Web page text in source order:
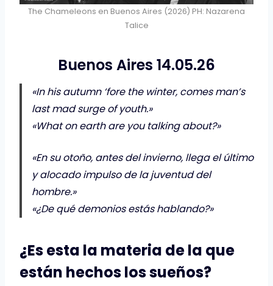
The Chameleons en Buenos Aires (2026) PH: Nazarena
Talice
Buenos Aires 14.05.26
«In his autumn ‘fore the winter, comes man’s
last mad surge of youth.»
«What on earth are you talking about?»
«En su otoño, antes del invierno, llega el último
y alocado impulso de la juventud del
hombre.»
«¿De qué demonios estás hablando?»
¿Es esta la materia de la que
están hechos los sueños?